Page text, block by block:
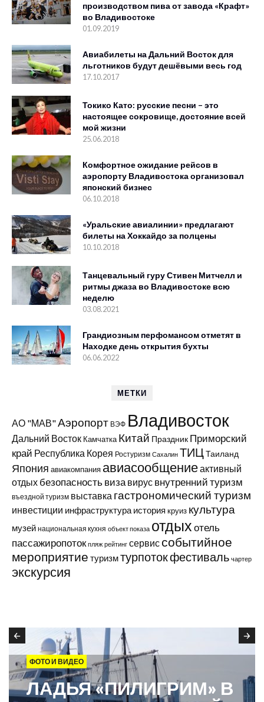
производством пива от завода «Крафт»
во Владивостоке
01.09.2019
Авиабилеты на Дальний Восток для
льготников будут дешёвыми весь год
17.10.2017
Токико Като: русские песни – это
настоящее сокровище, достояние всей
мой жизни
25.06.2018
Комфортное ожидание рейсов в
аэропорту Владивостока организовал
японский бизнес
06.10.2018
«Уральские авиалинии» предлагают
билеты на Хоккайдо за полцены
10.10.2018
Танцевальный гуру Стивен Митчелл и
ритмы джаза во Владивостоке всю
неделю
03.08.2021
Грандиозным перфомансом отметят в
Находке день открытия бухты
06.06.2022
МЕТКИ
АО "МАВ"Аэропорт ВЭФ Владивосток
Дальний Восток Камчатка Китай Праздник Приморский
край Республика Корея Ростуризм Сахалин ТИЦТаиланд
Япония авиакомпания авиасообщениеактивный
отдых безопасность виза вирус внутренний туризм
въездной туризм выставка гастрономический туризм
инвестиции инфраструктура история круиз культура
музей национальная кухня объект показа отдыхотель
пассажиропоток пляж рейтинг сервис событийное
мероприятие туризмтурпотокфестиваль чартер
экскурсия
ФОТО И ВИДЕО
ЛАДЬЯ «ПИЛИГРИМ» В